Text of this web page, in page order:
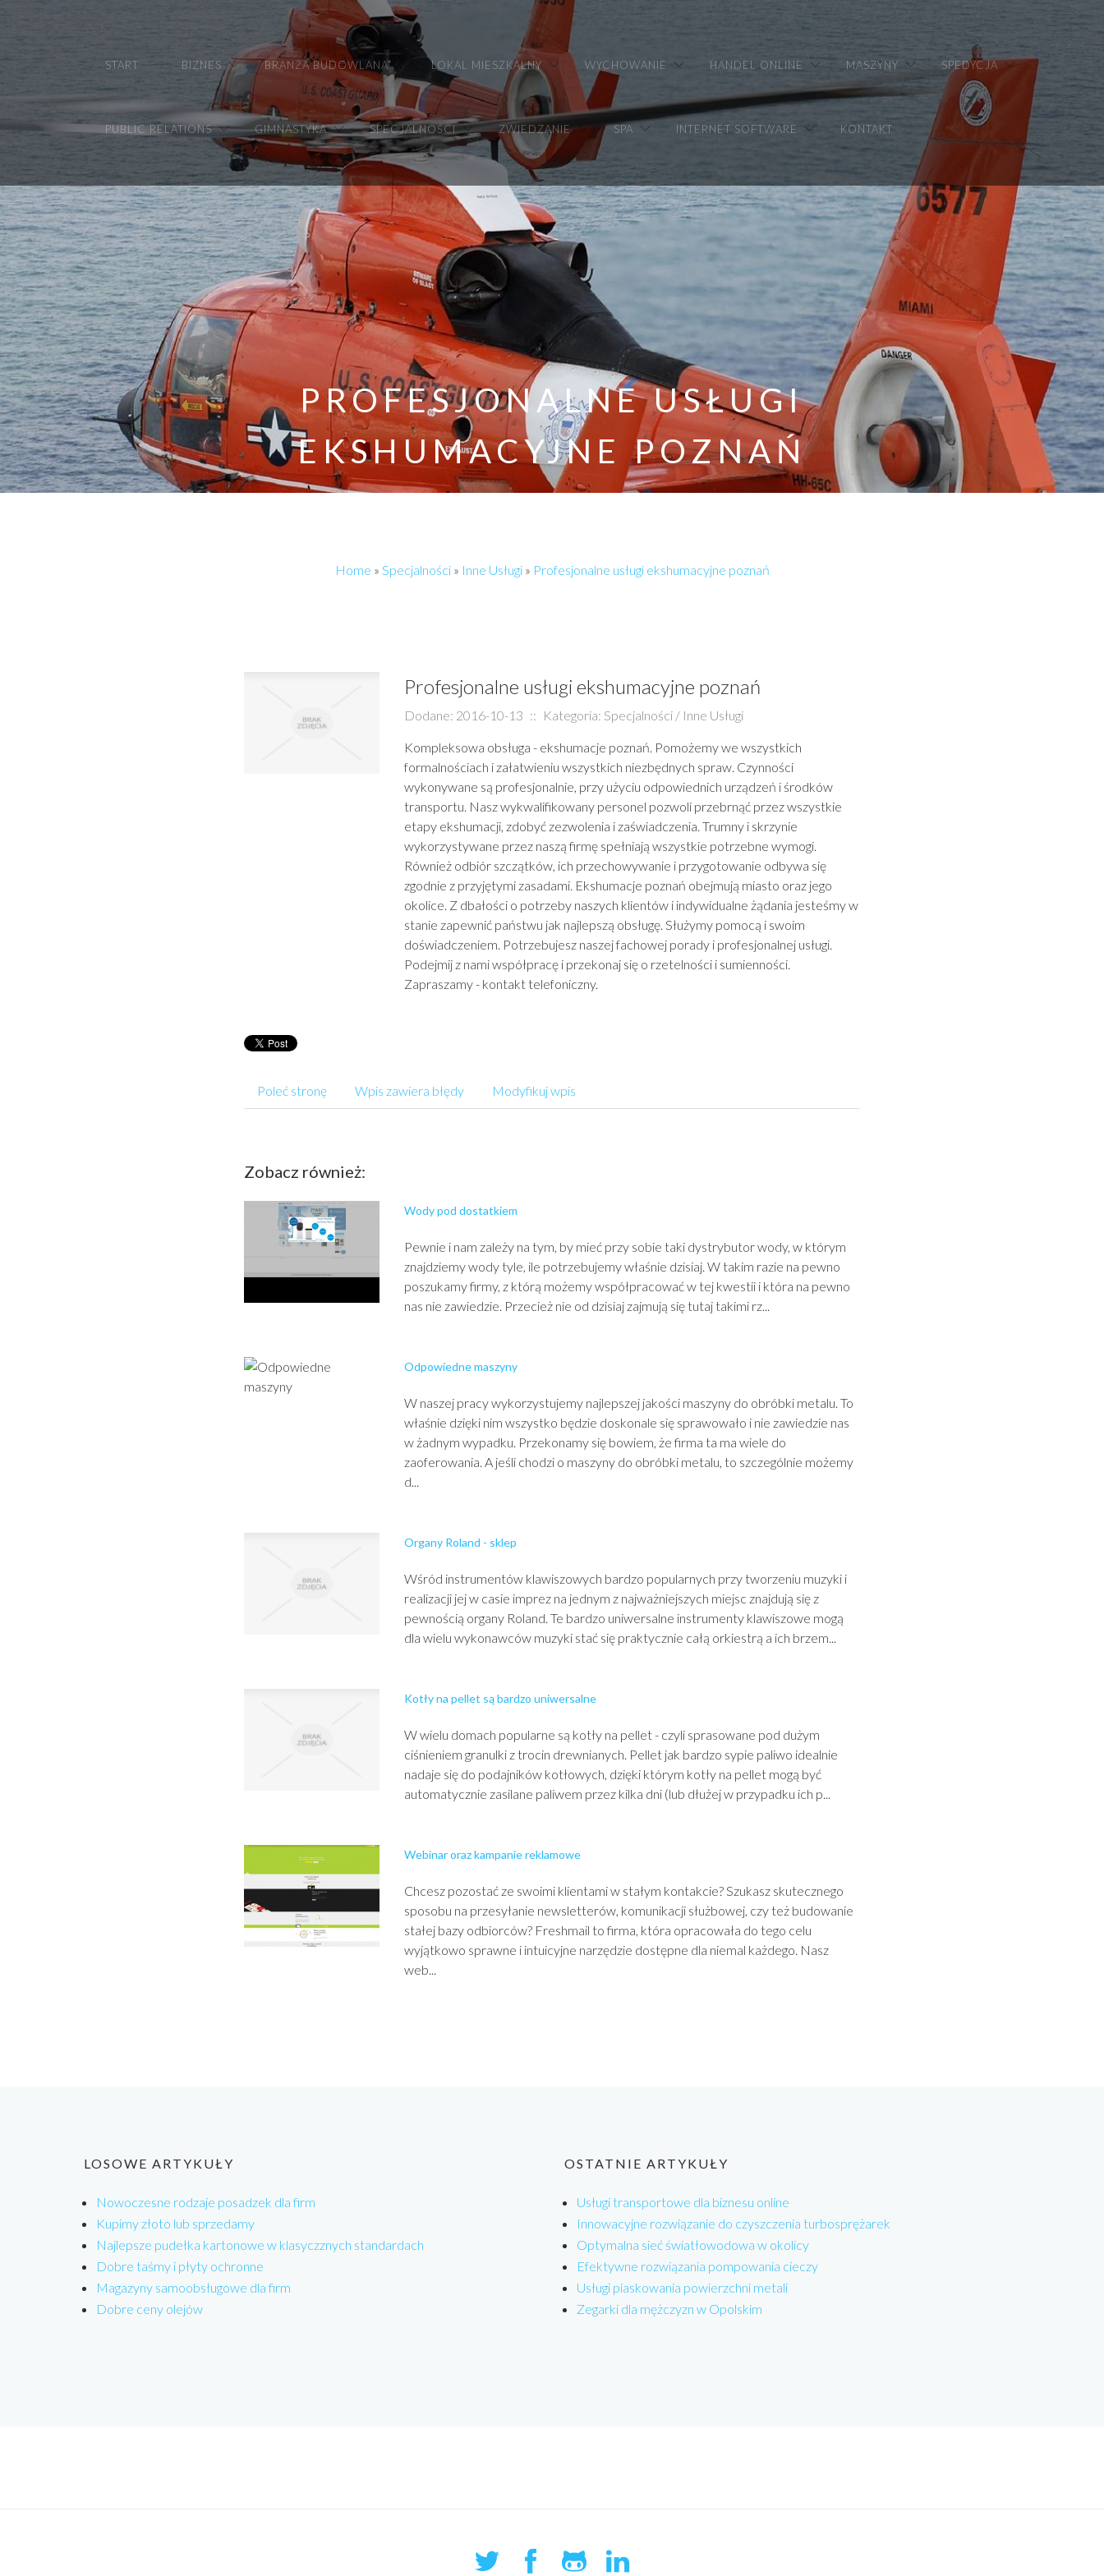
START BIZNES BRANŻA BUDOWLANA LOKAL MIESZKALNY WYCHOWANIE HANDEL ONLINE MASZYNY SPEDYCJA
PUBLIC RELATIONS GIMNASTYKA SPECJALNOŚCI ZWIEDZANIE SPA INTERNET SOFTWARE KONTAKT
PROFESJONALNE USŁUGI
EKSHUMACYJNE POZNAŃ
Home » Specjalności» Inne Usługi» Profesjonalne usługi ekshumacyjne poznań
Profesjonalne usługi ekshumacyjne poznań
Dodane: 2016-10-13 :: Kategoria: Specjalności / Inne Usługi
Kompleksowa obsługa - ekshumacje poznań. Pomożemy we wszystkich
formalnościach i załatwieniu wszystkich niezbędnych spraw. Czynności
wykonywane są profesjonalnie, przy użyciu odpowiednich urządzeń i środków
transportu. Nasz wykwalifikowany personel pozwoli przebrnąć przez wszystkie
etapy ekshumacji, zdobyć zezwolenia i zaświadczenia. Trumny i skrzynie
wykorzystywane przez naszą firmę spełniają wszystkie potrzebne wymogi.
Również odbiór szczątków, ich przechowywanie i przygotowanie odbywa się
zgodnie z przyjętymi zasadami. Ekshumacje poznań obejmują miasto oraz jego
okolice. Z dbałości o potrzeby naszych klientów i indywidualne żądania jesteśmy w
stanie zapewnić państwu jak najlepszą obsługę. Służymy pomocą i swoim
doświadczeniem. Potrzebujesz naszej fachowej porady i profesjonalnej usługi.
Podejmij z nami współpracę i przekonaj się o rzetelności i sumienności.
Zapraszamy - kontakt telefoniczny.
Poleć stronę Wpis zawiera błędy Modyfikuj wpis
Zobacz również:
Wody pod dostatkiem
Pewnie i nam zależy na tym, by mieć przy sobie taki dystrybutor wody, w którym
znajdziemy wody tyle, ile potrzebujemy właśnie dzisiaj. W takim razie na pewno
poszukamy firmy, z którą możemy współpracować w tej kwestii i która na pewno
nas nie zawiedzie. Przecież nie od dzisiaj zajmują się tutaj takimi rz...
Odpowiedne maszyny
W naszej pracy wykorzystujemy najlepszej jakości maszyny do obróbki metalu. To
właśnie dzięki nim wszystko będzie doskonale się sprawowało i nie zawiedzie nas
w żadnym wypadku. Przekonamy się bowiem, że firma ta ma wiele do
zaoferowania. A jeśli chodzi o maszyny do obróbki metalu, to szczególnie możemy
d...
Organy Roland - sklep
Wśród instrumentów klawiszowych bardzo popularnych przy tworzeniu muzyki i
realizacji jej w casie imprez na jednym z najważniejszych miejsc znajdują się z
pewnością organy Roland. Te bardzo uniwersalne instrumenty klawiszowe mogą
dla wielu wykonawców muzyki stać się praktycznie całą orkiestrą a ich brzem...
Kotły na pellet są bardzo uniwersalne
W wielu domach popularne są kotły na pellet - czyli sprasowane pod dużym
ciśnieniem granulki z trocin drewnianych. Pellet jak bardzo sypie paliwo idealnie
nadaje się do podajników kotłowych, dzięki którym kotły na pellet mogą być
automatycznie zasilane paliwem przez kilka dni (lub dłużej w przypadku ich p...
Webinar oraz kampanie reklamowe
Chcesz pozostać ze swoimi klientami w stałym kontakcie? Szukasz skutecznego
sposobu na przesyłanie newsletterów, komunikacji służbowej, czy też budowanie
stałej bazy odbiorców? Freshmail to firma, która opracowała do tego celu
wyjątkowo sprawne i intuicyjne narzędzie dostępne dla niemal każdego. Nasz
web...
LOSOWE ARTYKUŁY
Nowoczesne rodzaje posadzek dla firm
Kupimy złoto lub sprzedamy
Najlepsze pudełka kartonowe w klasyczznych standardach
Dobre taśmy i płyty ochronne
Magazyny samoobsługowe dla firm
Dobre ceny olejów
OSTATNIE ARTYKUŁY
Usługi transportowe dla biznesu online
Innowacyjne rozwiązanie do czyszczenia turbosprężarek
Optymalna sieć światłowodowa w okolicy
Efektywne rozwiązania pompowania cieczy
Usługi piaskowania powierzchni metali
Zegarki dla mężczyzn w Opolskim